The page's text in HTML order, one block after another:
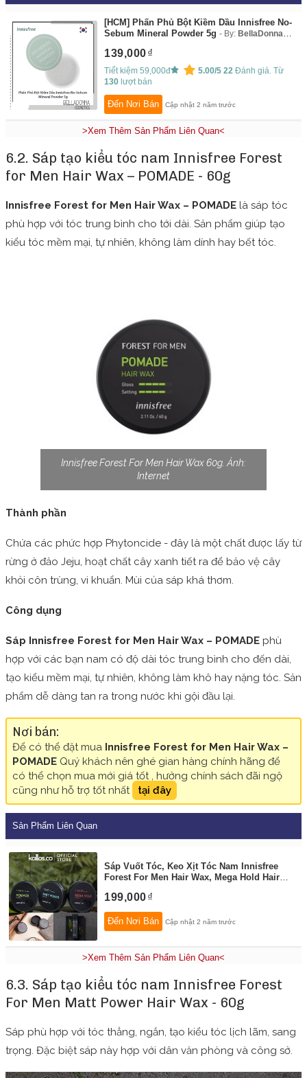
[HCM] Phấn Phủ Bột Kiềm Dầu Innisfree No-
Sebum Mineral Powder 5g
By:BellaDonna
139,000
Tiết kiệm 59,000đ 5.00/5 22 Đánh giá. Từ
130 lượt bán
Đến Nơi Bán Cập nhật 2 năm trước
>Xem Thêm Sản Phẩm Liên Quan<
6.2. Sáp tạo kiểu tóc nam Innisfree Forest
for Men Hair Wax – POMADE - 60g
Innisfree Forest for Men Hair Wax – POMADE là sáp tóc
phù hợp với tóc trung bình cho tới dài. Sản phẩm giúp tạo
kiểu tóc mềm mại, tự nhiên, không làm dính hay bết tóc.
Innisfree Forest For Men Hair Wax 60g. Ảnh:
Internet
Thành phần
Chứa các phức hợp Phytoncide - đây là một chất được lấy từ
rừng ở đảo Jeju, hoạt chất cây xanh tiết ra để bảo vệ cây
khỏi côn trùng, vi khuẩn. Mùi của sáp khá thơm.
Công dụng
Sáp Innisfree Forest for Men Hair Wax – POMADE phù
hợp với các bạn nam có độ dài tóc trung bình cho đến dài,
tạo kiểu mềm mại, tự nhiên, không làm khô hay nặng tóc. Sản
phẩm dễ dàng tan ra trong nước khi gội đầu lại.
Nơi bán:
Để có thể đặt mua Innisfree Forest for Men Hair Wax –
POMADE Quý khách nên ghé gian hàng chính hãng để
có thể chọn mua mới giá tốt , hưởng chính sách đãi ngộ
cũng như hỗ trợ tốt nhất
tại đây
Sản Phẩm Liên Quan
Sáp Vuốt Tóc, Keo Xịt Tóc Nam Innisfree
Forest For Men Hair Wax, Mega Hold Hair
199,000
Đến Nơi Bán Cập nhật 2 năm trước
>Xem Thêm Sản Phẩm Liên Quan<
6.3. Sáp tạo kiểu tóc nam Innisfree Forest
For Men Matt Power Hair Wax - 60g
Sáp phù hợp với tóc thẳng, ngắn, tạo kiểu tóc lịch lãm, sang
trọng. Đặc biệt sáp này hợp với dân văn phòng và công sở.